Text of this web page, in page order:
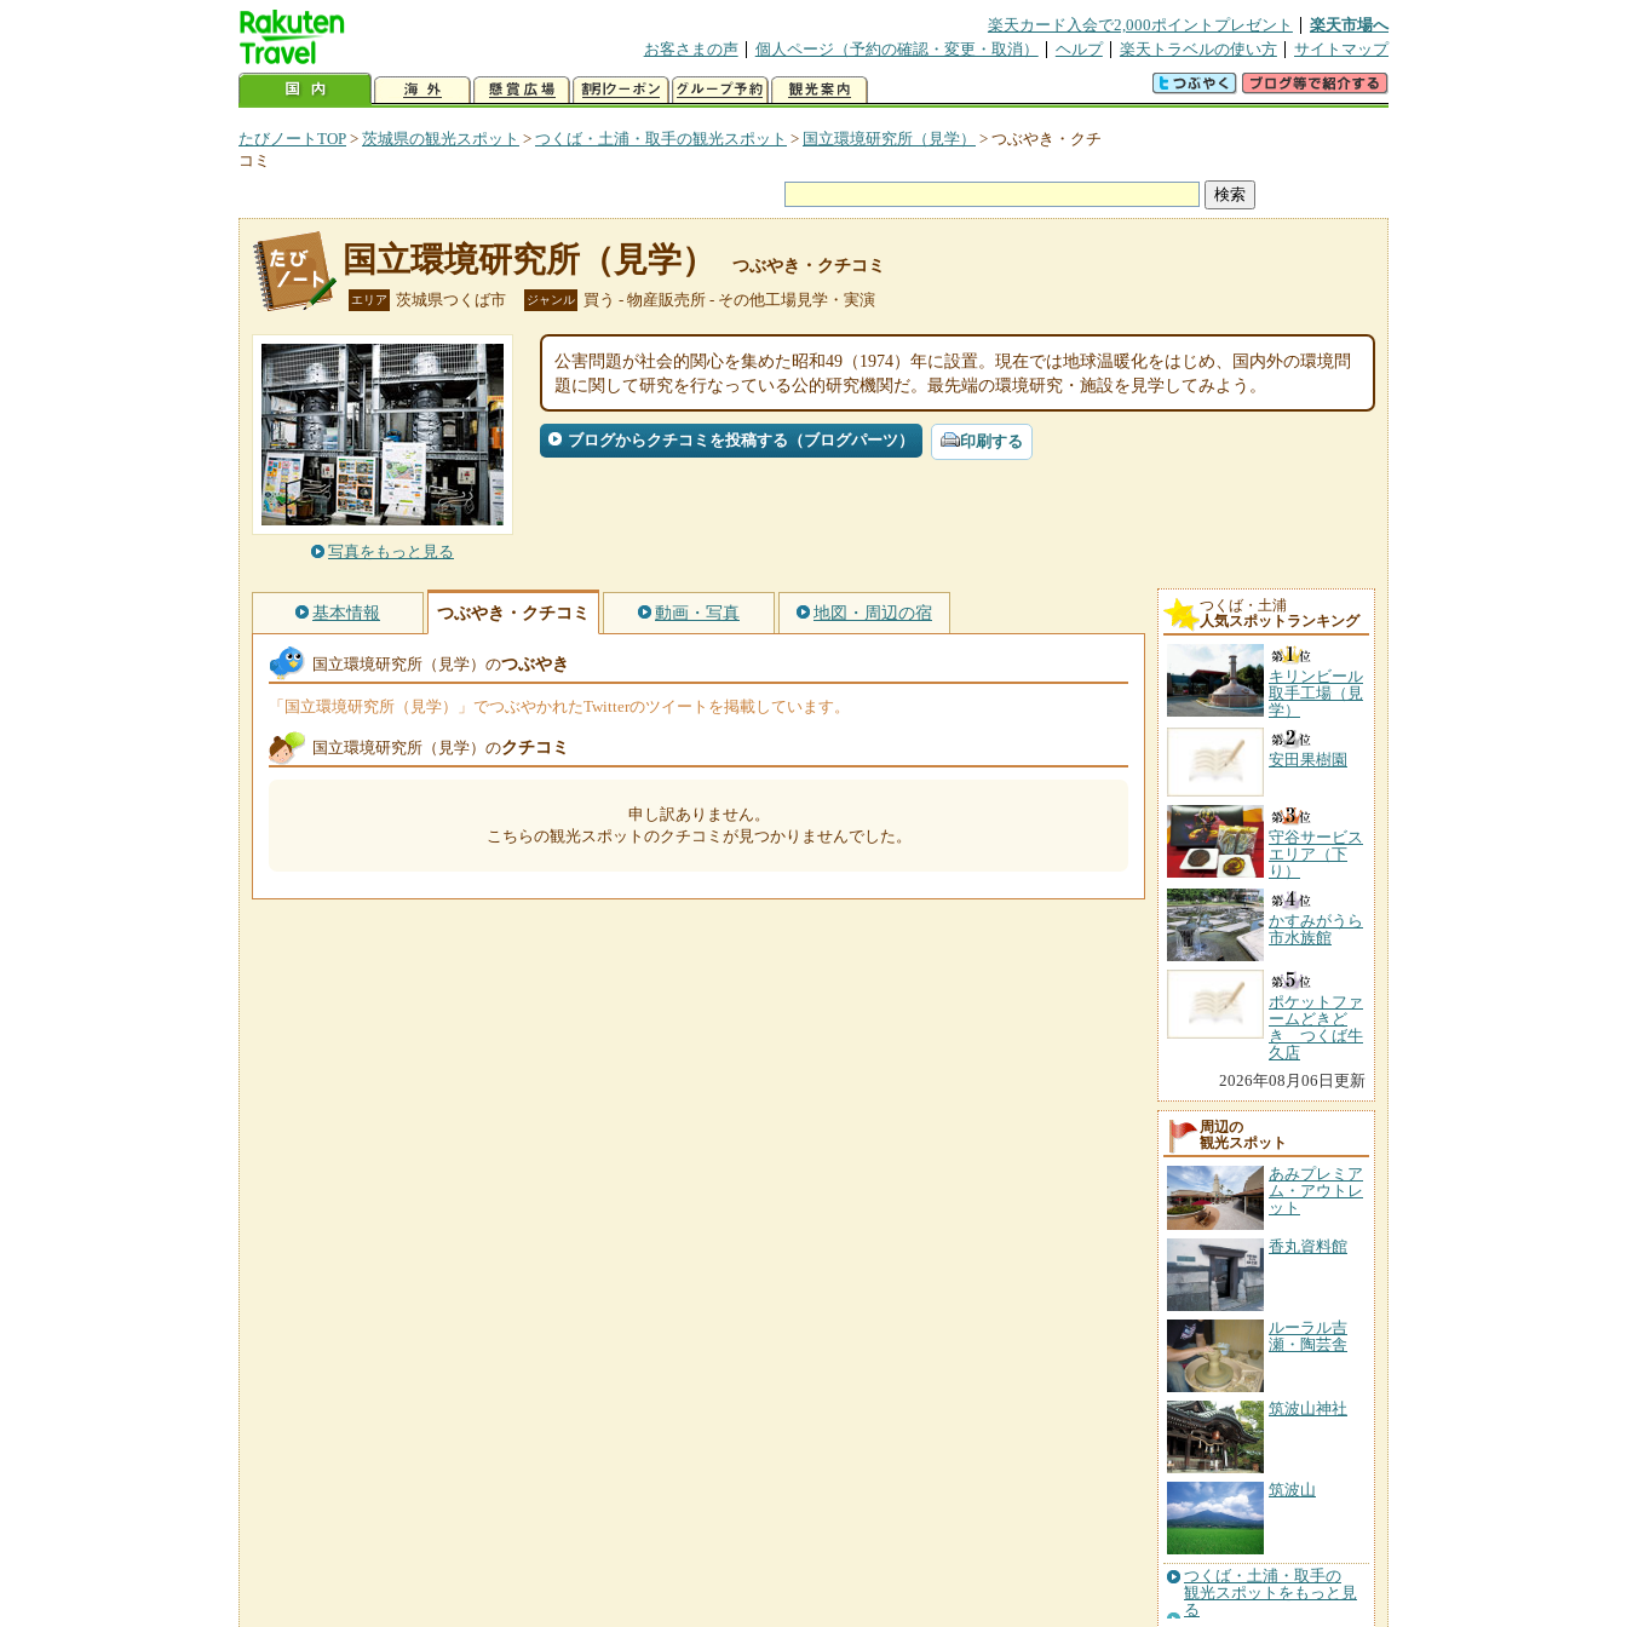
楽天カード入会で2,000ポイントプレゼント
楽天市場へ
お客さまの声
個人ページ（予約の確認・変更・取消） ヘルプ 楽天トラベルの使い方 サイトマップ
たびノートTOP > 茨城県の観光スポット > つくば・土浦・取手の観光スポット > 国立環境研究所（見学） > つぶやき・クチ
コミ
国立環境研究所（見学） つぶやき・クチコミ
エリア 茨城県つくば市 ジャンル 買う - 物産販売所 - その他工場見学・実演
写真をもっと見る
公害問題が社会的関心を集めた昭和49（1974）年に設置。現在では地球温暖化をはじめ、国内外の環境問
題に関して研究を行なっている公的研究機関だ。最先端の環境研究・施設を見学してみよう。
ブログからクチコミを投稿する（ブログパーツ） 印刷する
基本情報 つぶやき・クチコミ 動画・写真 地図・周辺の宿
国立環境研究所（見学）のつぶやき
「国立環境研究所（見学）」でつぶやかれたTwitterのツイートを掲載しています。
国立環境研究所（見学）のクチコミ
申し訳ありません。
こちらの観光スポットのクチコミが見つかりませんでした。
つくば・土浦
人気スポットランキング
キリンビール
取手工場（見
学）
安田果樹園
守谷サービス
エリア（下
り）
かすみがうら
市水族館
ポケットファ
ームどきど
き つくば牛
久店
2026年08月06日更新
周辺の
観光スポット
あみプレミア
ム・アウトレ
ット
香丸資料館
ルーラル吉
瀬・陶芸舎
筑波山神社
筑波山
つくば・土浦・取手の
観光スポットをもっと見
る